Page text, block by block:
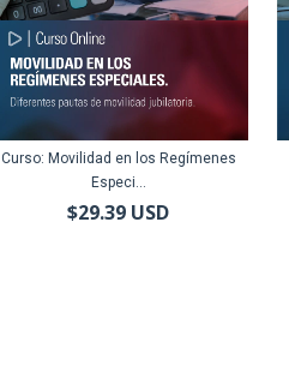
Curso: Movilidad en los Regímenes
Especi...
$29.39 USD